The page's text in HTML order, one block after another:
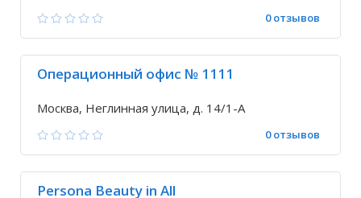
0 отзывов
Операционный офис № 1111
Москва, Неглинная улица, д. 14/1-А
0 отзывов
Persona Beauty in All